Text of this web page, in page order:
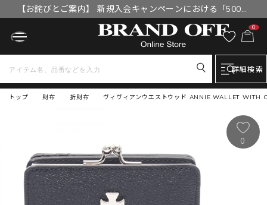
【お詫びとご案内】 新規入会キャンペーンにおける「500円
OFFクーポン」付与漏れと補填について
0
詳細検索
トップ ヴィヴィアンウエストウッド ANNIE WALLET WITH
財布 折財布
0